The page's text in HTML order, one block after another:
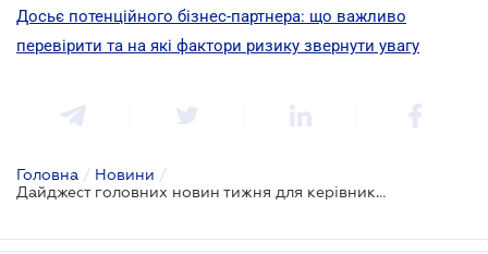
Досьє потенційного бізнес-партнера: що важливо
перевірити та на які фактори ризику звернути увагу
Головна / Новини /
Дайджест головних новин тижня для керівників